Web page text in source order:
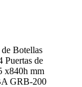
Botellas
Puertas de
x840h mm
GRB-200